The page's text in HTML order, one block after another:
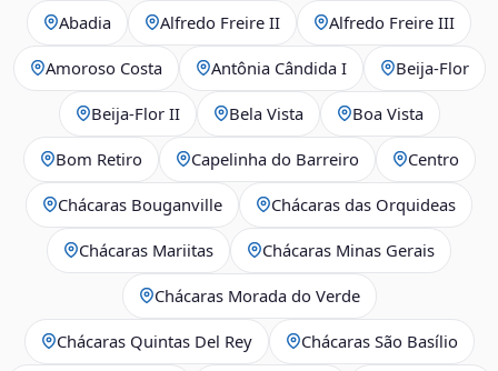
Abadia Alfredo Freire II Alfredo Freire III
Amoroso Costa Antônia Cândida I Beija‑Flor
Beija‑Flor II Bela Vista Boa Vista
Bom Retiro Capelinha do Barreiro Centro
Chácaras Bouganville Chácaras das Orquideas
Chácaras Mariitas Chácaras Minas Gerais
Chácaras Morada do Verde
Chácaras Quintas Del Rey Chácaras São Basílio